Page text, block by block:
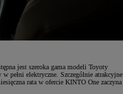
jest szeroka gama modeli Toyoty
pełni elektryczne. Szczególnie atrakcyjne
rata w ofercie KINTO One zaczyna